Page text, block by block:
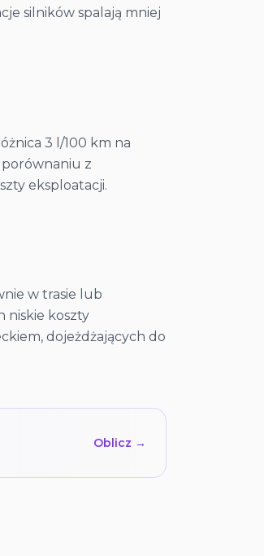
silników spalają mniej
3 l/100 km na
porównaniu z
eksploatacji.
w trasie lub
niskie koszty
dojeżdżających do
Oblicz →